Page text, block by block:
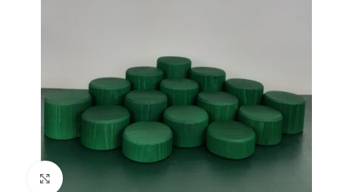
Zum Vergrößern klicken